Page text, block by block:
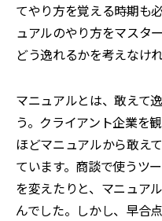
てやり方を覚える時期も
ュアルのやり方をマスタ
どう逸れるかを考えなけ
マニュアルとは、敢えて
う。クライアント企業を
ほどマニュアルから敢え
ています。商談で使うツ
を変えたりと、マニュア
んでした。しかし、早合